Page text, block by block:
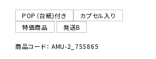
POP（台紙)付き
カプセル入り
特価商品
発送B
商品コード： AMU-2_755865